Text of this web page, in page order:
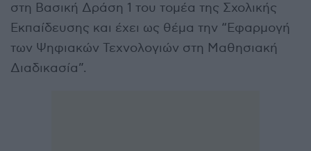
στη Βασική Δράση 1 του τομέα της Σχολικής
Εκπαίδευσης και έχει ως θέμα την “Εφαρμογή
των Ψηφιακών Τεχνολογιών στη Μαθησιακή
Διαδικασία”.